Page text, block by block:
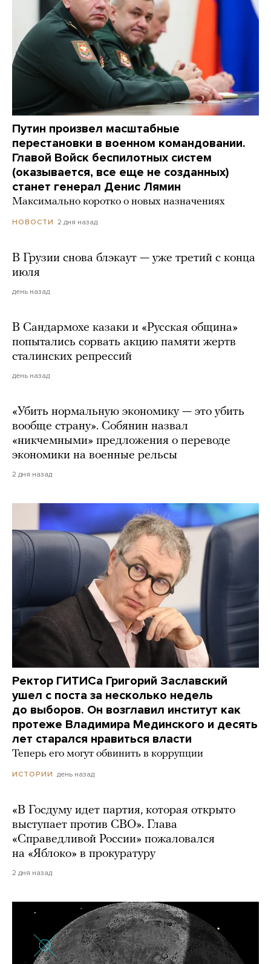
Путин произвел масштабные
перестановки в военном командовании.
Главой Войск беспилотных систем
(оказывается, все еще не созданных)
станет генерал Денис Лямин
Максимально коротко о новых назначениях
НОВОСТИ 2 дня назад
В Грузии снова блэкаут — уже третий с конца
июля
день назад
В Сандармохе казаки и «Русская община»
попытались сорвать акцию памяти жертв
сталинских репрессий
день назад
«Убить нормальную экономику — это убить
вообще страну». Собянин назвал
«никчемными» предложения о переводе
экономики на военные рельсы
2 дня назад
Ректор ГИТИСа Григорий Заславский
ушел с поста за несколько недель
до выборов. Он возглавил институт как
протеже Владимира Мединского и десять
лет старался нравиться власти
Теперь его могут обвинить в коррупции
ИСТОРИИ день назад
«В Госдуму идет партия, которая открыто
выступает против СВО». Глава
«Справедливой России» пожаловался
на «Яблоко» в прокуратуру
2 дня назад